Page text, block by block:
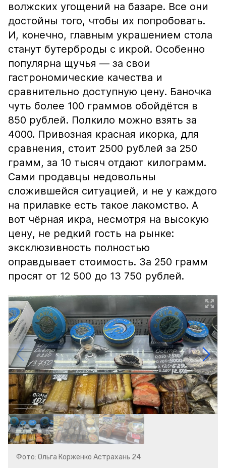
волжских угощений на базаре. Все они
достойны того, чтобы их попробовать.
И, конечно, главным украшением стола
станут бутерброды с икрой. Особенно
популярна щучья — за свои
гастрономические качества и
сравнительно доступную цену. Баночка
чуть более 100 граммов обойдётся в
850 рублей. Полкило можно взять за
4000. Привозная красная икорка, для
сравнения, стоит 2500 рублей за 250
грамм, за 10 тысяч отдают килограмм.
Сами продавцы недовольны
сложившейся ситуацией, и не у каждого
на прилавке есть такое лакомство. А
вот чёрная икра, несмотря на высокую
цену, не редкий гость на рынке:
эксклюзивность полностью
оправдывает стоимость. За 250 грамм
просят от 12 500 до 13 750 рублей.
Фото: Ольга Корженко Астрахань 24